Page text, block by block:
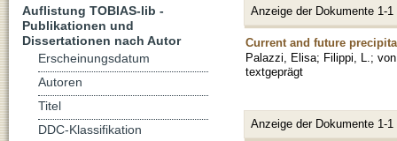
Anzeige der Dokumente 1-1
Current and future
Palazzi, Elisa; Filippi, L. ;
textgeprägt
Anzeige der Dokumente 1-1
Auflistung TOBIAS-lib -
Publikationen und
Dissertationen nach Autor
Erscheinungsdatum
Autoren
Titel
DDC-Klassifikation